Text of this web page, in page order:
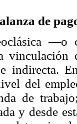
de
—o
vinculación
indirecta.
del
de
y desde